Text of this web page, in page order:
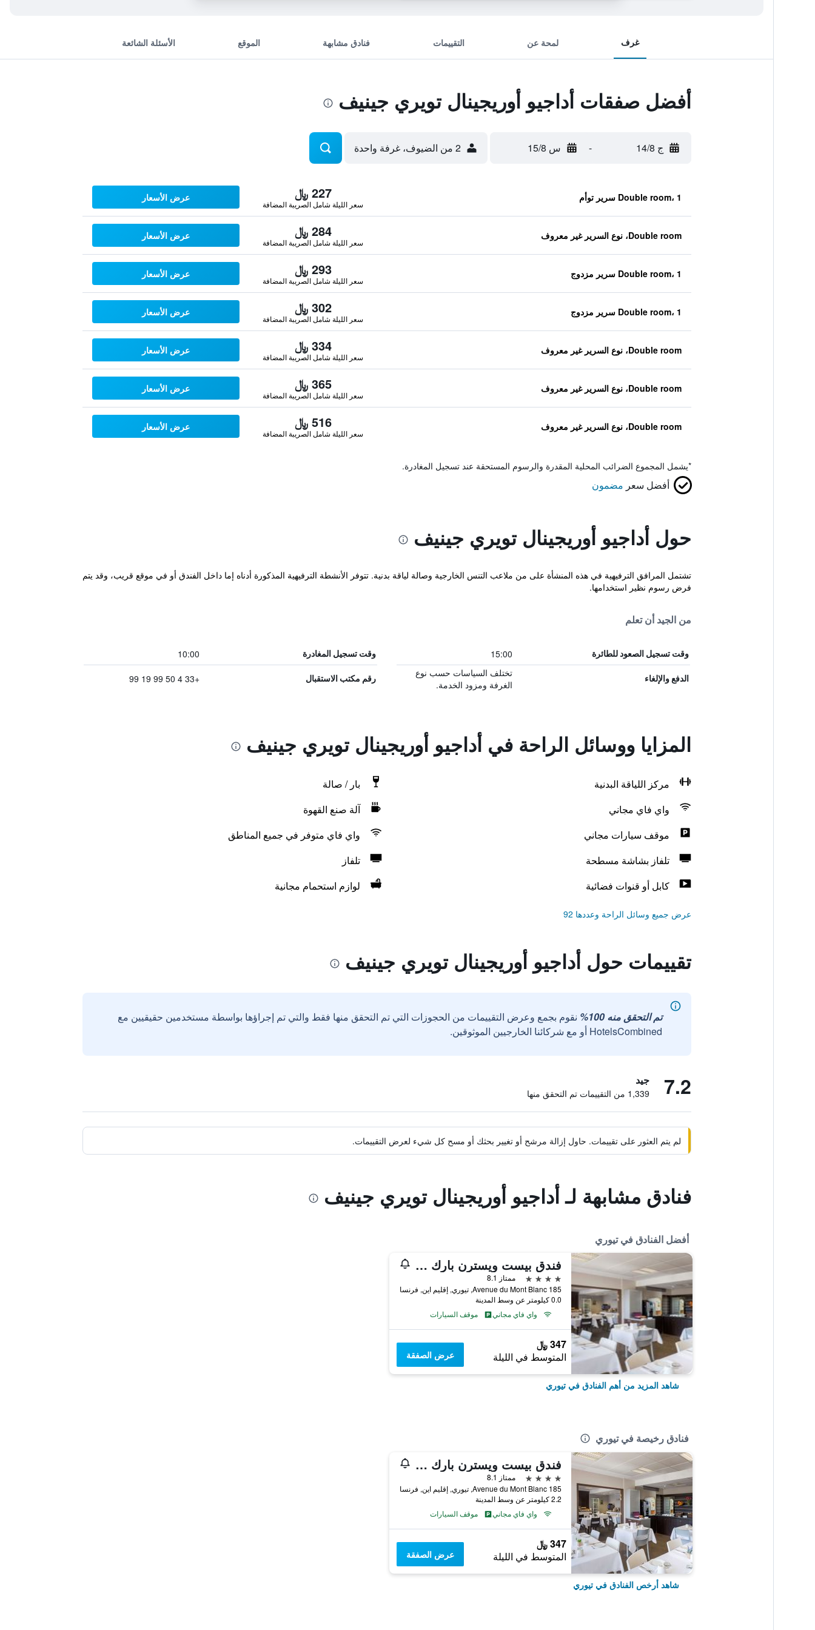
غرف لمحة عن التقييمات فنادق مشابهة الموقع الأسئلة الشائعة
أفضل صفقات أداجيو أوريجينال تويري جينيف
ج 14/8 - س 15/8 2 من الضيوف، غرفة واحدة
Double room، 1 سرير توأم 227 ﷼
سعر الليلة شامل الصريبة المضافة
عرض الأسعار
Double room، نوع السرير غير معروف 284 ﷼
سعر الليلة شامل الصريبة المضافة
عرض الأسعار
Double room، 1 سرير مزدوج 293 ﷼
سعر الليلة شامل الصريبة المضافة
عرض الأسعار
Double room، 1 سرير مزدوج 302 ﷼
سعر الليلة شامل الصريبة المضافة
عرض الأسعار
Double room، نوع السرير غير معروف 334 ﷼
سعر الليلة شامل الصريبة المضافة
عرض الأسعار
Double room، نوع السرير غير معروف 365 ﷼
سعر الليلة شامل الصريبة المضافة
عرض الأسعار
Double room، نوع السرير غير معروف 516 ﷼
سعر الليلة شامل الصريبة المضافة
عرض الأسعار
*يشمل المجموع الضرائب المحلية المقدرة والرسوم المستحقة عند تسجيل المغادرة.
أفضل سعر مضمون
حول أداجيو أوريجينال تويري جينيف
تشتمل المرافق الترفيهية في هذه المنشأة على من ملاعب التنس الخارجية وصالة لياقة بدنية. تتوفر الأنشطة الترفيهية المذكورة أدناه إما داخل الفندق أو في موقع قريب، وقد يتم
فرض رسوم نظير استخدامها.
من الجيد أن تعلم
وقت تسجيل الصعود للطائرة 15:00 وقت تسجيل المغادرة 10:00
الدفع والإلغاء
تختلف السياسات حسب نوع
الغرفة ومزود الخدمة.
رقم مكتب الاستقبال +33 4 50 99 19 99
المزايا ووسائل الراحة في أداجيو أوريجينال تويري جينيف
مركز اللياقة البدنية
بار / صالة
واي فاي مجاني
آلة صنع القهوة
موقف سيارات مجاني
واي فاي متوفر في جميع المناطق
تلفاز بشاشة مسطحة
تلفاز
كابل أو قنوات فضائية
لوازم استحمام مجانية
عرض جميع وسائل الراحة وعددها 92
تقييمات حول أداجيو أوريجينال تويري جينيف
تم التحقق منه 100%
نقوم بجمع وعرض التقييمات من الحجوزات التي تم التحقق منها فقط والتي تم إجراؤها بواسطة مستخدمين حقيقيين مع
HotelsCombined أو مع شركائنا الخارجيين الموثوقين.
7.2 جيد
1,339 من التقييمات تم التحقق منها
لم يتم العثور على تقييمات. حاول إزالة مرشح أو تغيير بحثك أو مسح كل شيء لعرض التقييمات.
فنادق مشابهة لـ أداجيو أوريجينال تويري جينيف
أفضل الفنادق في تيوري
فندق بيست ويسترن بارك جينيف-تويري
4 نجوم
ممتاز 8.1
185 Avenue du Mont Blanc, تيوري, إقليم اين, فرنسا
0.0 كيلومتر عن وسط المدينة
واي فاي مجاني
موقف السيارات
347 ﷼
المتوسط في الليلة عرض الصفقة
شاهد المزيد من أهم الفنادق في تيوري
فنادق رخيصة في تيوري
فندق بيست ويسترن بارك جينيف-تويري
4 نجوم
ممتاز 8.1
185 Avenue du Mont Blanc, تيوري, إقليم اين, فرنسا
2.2 كيلومتر عن وسط المدينة
واي فاي مجاني
موقف السيارات
347 ﷼
المتوسط في الليلة عرض الصفقة
شاهد أرخص الفنادق في تيوري